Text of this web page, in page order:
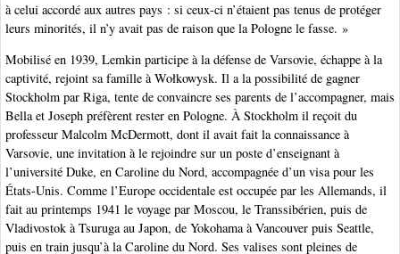
à celui accordé aux autres pays : si ceux-ci n’étaient pas tenus de protéger
leurs minorités, il n’y avait pas de raison que la Pologne le fasse. »
Mobilisé en 1939, Lemkin participe à la défense de Varsovie, échappe à la
captivité, rejoint sa famille à Wołkowysk. Il a la possibilité de gagner
Stockholm par Riga, tente de convaincre ses parents de l’accompagner, mais
Bella et Joseph préfèrent rester en Pologne. À Stockholm il reçoit du
professeur Malcolm McDermott, dont il avait fait la connaissance à
Varsovie, une invitation à le rejoindre sur un poste d’enseignant à
l’université Duke, en Caroline du Nord, accompagnée d’un visa pour les
États-Unis. Comme l’Europe occidentale est occupée par les Allemands, il
fait au printemps 1941 le voyage par Moscou, le Transsibérien, puis de
Vladivostok à Tsuruga au Japon, de Yokohama à Vancouver puis Seattle,
puis en train jusqu’à la Caroline du Nord. Ses valises sont pleines de